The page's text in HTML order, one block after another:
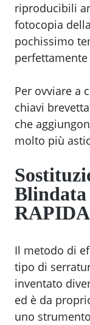
riproducibili
fotocopia
pochissimo
Per ovviare a
chiavi
che
molto più
Il metodo di
tipo di
inventato
ed è da
uno